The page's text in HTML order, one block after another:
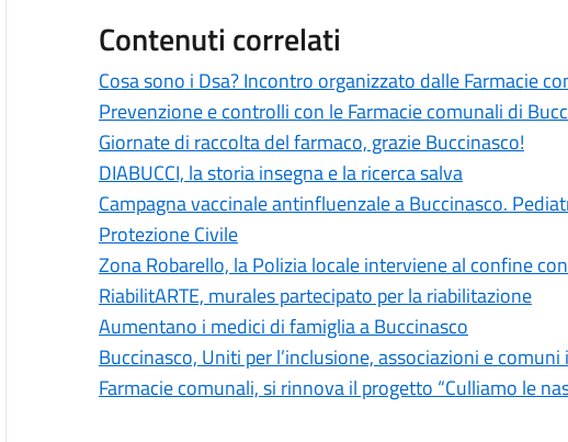
Contenuti correlati
Cosa sono i Dsa? Incontro organizzato dalle Farmacie
Prevenzione e controlli con le Farmacie comunali di
Giornate di raccolta del farmaco, grazie Buccinasco!
DIABUCCI, la storia insegna e la ricerca salva
Campagna vaccinale antinfluenzale a Buccinasco.
Protezione Civile
Zona Robarello, la Polizia locale interviene al confine
RiabilitARTE, murales partecipato per la riabilitazione
Aumentano i medici di famiglia a Buccinasco
Buccinasco, Uniti per l’inclusione, associazioni e comuni
Farmacie comunali, si rinnova il progetto “Culliamo le